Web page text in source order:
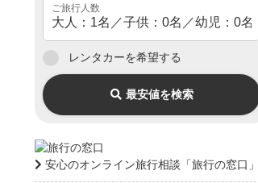
レンタカーを希望する
最安値を検索
安心のオンライン旅行相談「旅行の窓口」